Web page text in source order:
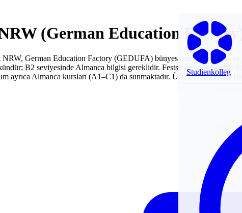
Studienkolleg
(German Education Factory)
German Education Factory (GEDUFA) bünyesinde yer almakta ve
B2 seviyesinde Almanca bilgisi gereklidir.
ayrıca Almanca kursları (A1–C1) da sunmaktadır. Ücret alınmaktadır